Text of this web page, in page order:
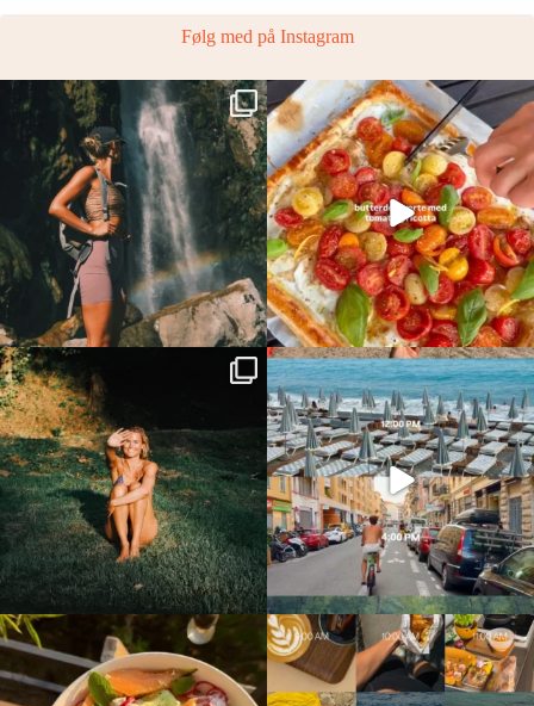
Følg med på Instagram